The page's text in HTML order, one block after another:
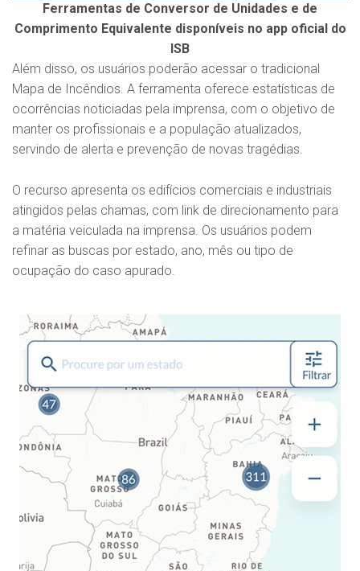
Ferramentas de Conversor de Unidades e de
Comprimento Equivalente disponíveis no app oficial do
ISB
Além disso, os usuários poderão acessar o tradicional
Mapa de Incêndios. A ferramenta oferece estatísticas de
ocorrências noticiadas pela imprensa, com o objetivo de
manter os profissionais e a população atualizados,
servindo de alerta e prevenção de novas tragédias.
O recurso apresenta os edifícios comerciais e industriais
atingidos pelas chamas, com link de direcionamento para
a matéria veiculada na imprensa. Os usuários podem
refinar as buscas por estado, ano, mês ou tipo de
ocupação do caso apurado.